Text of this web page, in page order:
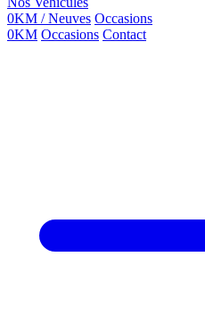
0KM / Neuves Occasions
0KM Occasions Contact